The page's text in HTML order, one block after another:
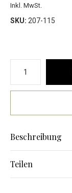
Inkl. MwSt.
SKU: 207-115
Beschreibung
Teilen